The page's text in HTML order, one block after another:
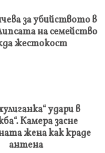
за убийството в
на семейство
жестокост
удари в
Камера засне
жена как краде
антена